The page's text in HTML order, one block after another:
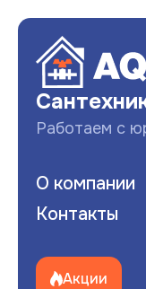
Работаем с
О компании
Контакты
Акции